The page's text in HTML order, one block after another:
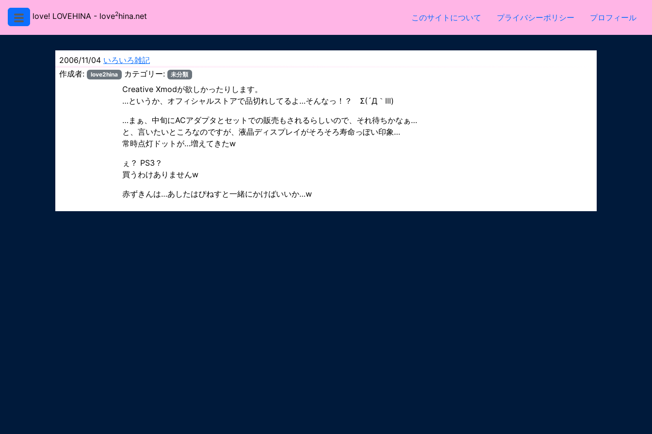
love! LOVEHINA - love2hina.net このサイトについて プライバシーポリシー プロフィール
2006/11/04 いろいろ雑記
作成者:
love2hina カテゴリー: 未分類
Creative Xmodが欲しかったりします。
…というか、オフィシャルストアで品切れしてるよ…そんなっ！？ Σ(´Д｀lll)
…まぁ、中旬にACアダプタとセットでの販売もされるらしいので、それ待ちかなぁ…
と、言いたいところなのですが、液晶ディスプレイがそろそろ寿命っぽい印象…
常時点灯ドットが…増えてきたw
ぇ？ PS3？
買うわけありませんw
赤ずきんは…あしたはぴねすと一緒にかけばいいか…w